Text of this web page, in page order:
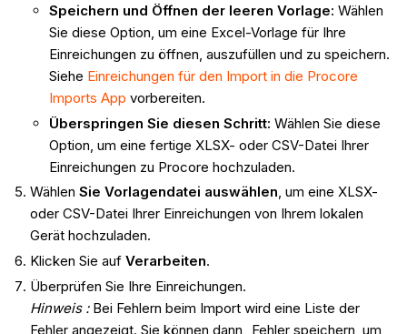
Speichern und Öffnen der leeren Vorlage: Wählen
Sie diese Option, um eine Excel-Vorlage für Ihre
Einreichungen zu öffnen, auszufüllen und zu speichern.
Siehe Einreichungen für den Import in die Procore
Imports App vorbereiten.
Überspringen Sie diesen Schritt: Wählen Sie diese
Option, um eine fertige XLSX- oder CSV-Datei Ihrer
Einreichungen zu Procore hochzuladen.
Wählen Sie Vorlagendatei auswählen, um eine XLSX-
oder CSV-Datei Ihrer Einreichungen von Ihrem lokalen
Gerät hochzuladen.
Klicken Sie auf Verarbeiten.
Überprüfen Sie Ihre Einreichungen.
Hinweis:Bei Fehlern beim Import wird eine Liste der
Fehler angezeigt. Sie können dann „Fehler speichern, um